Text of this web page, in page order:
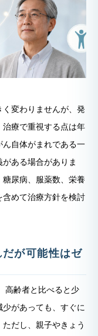
変わりませんが、発
療で重視する点は年
自体がまれである一
ある場合がありま
尿病、服薬数、栄養
めて治療方針を検討
が可能性はゼ
高齢者と比べると少
があっても、すぐに
だし、親子やきょう